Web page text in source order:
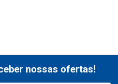
nossas ofertas!